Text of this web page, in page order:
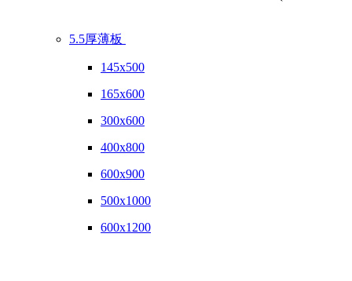
5.5厚薄板
145x500
165x600
300x600
400x800
600x900
500x1000
600x1200